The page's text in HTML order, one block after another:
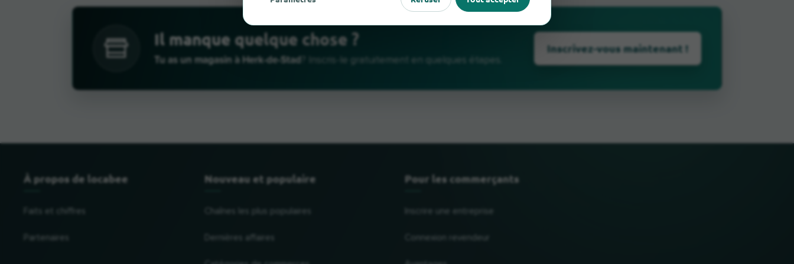
Il manque quelque chose ?
Tu as un magasin à Herk-de-Stad
Inscrivez-vous maintenant !
À propos de locabee Nouveau et populaire Pour les commerçants